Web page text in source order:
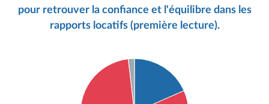
pour retrouver la confiance et l'équilibre dans les
rapports locatifs (première lecture).